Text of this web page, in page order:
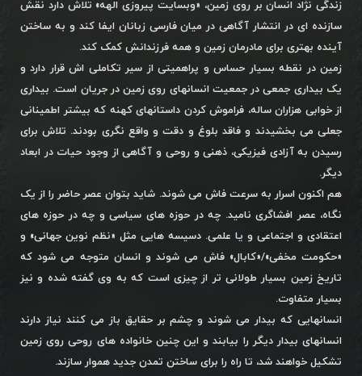
زندگی نژاد انسان بر روی زمین، «وبسایت پیروزی الهه» تلاش دارد نقش
سازنده ای در انتشار آگاهی در میان فارسی زبانان ایفا کند و به ساختن
آینده بهتری برای مادرمان زمین و همه فرزندانش کمک کند.
زمین در نقطه بسیار حساس و پراهمیتی از سیر تکاملی اش قرار دارد و
یک بیداری جمعی در جمعیت انسانهای روی زمین در جریان است. بیداری
از خوابی هزاران ساله، فراموش کردن داستانهای کهنه که بیشتر اطمینانی
جعلی می بخشیدند و فاقد بلوغ و دقت و واقع نگری بودند. تلاش برای
رسیدن به آزادی فیزیکی، ذهنی و روحی و آگاهی از وجود حیات در ابعاد
دیگر.
هم اکنون اسرار به سرعت فاش می شوند. شاید بتوان عصر حاضر را از یک
نگاه، عصر افشاگری نامید. چه در حوزه های سیاسی و چه در حوزه های
اعتقادی و اجتماعی و یا علمی. دسیسه هایی مثل «نظم نوین جهانی» و
«حکومت مخفی»/«کابال» فاش می شوند و انسان متوجه می شود که
تاریخ زمین بسیار طولانی تر از چیزی است که به وی گفته شده و نیز
بسیار متفاوت.
انسانهایی که بیدار می شوند و چشم بر حقایق باز می کنند نیاز دارند
انسانهای بیدار دیگر را بیابند و این چنین خانواده های روحی روی زمین
تشکیل خواهند شد، تا راه را برای ساختن تمدن جدید هموار سازند.